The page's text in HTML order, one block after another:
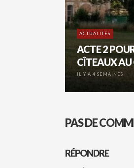
ACTUALITÉS
ACTE 2
CÎTEAUX AU
IL Y A 4 SEMAINES
PAS DE
RÉPONDRE